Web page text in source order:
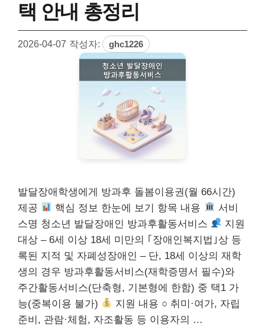
택 안내 총정리
2026-04-07 작성자: ghc1226
발달장애학생에게 방과후 돌봄이용권(월 66시간)
제공
핵심 정보 한눈에 보기 항목 내용
서비
스명 청소년 발달장애인 방과후활동서비스
지원
대상 – 6세 이상 18세 미만의 ｢장애인복지법｣상 등
록된 지적 및 자폐성장애인 – 단, 18세 이상의 재학
생의 경우 방과후활동서비스(재학증명서 필수)와
주간활동서비스(단축형, 기본형에 한함) 중 택1 가
능(중복이용 불가)
지원 내용 ○ 취미·여가, 자립
준비, 관람·체험, 자조활동 등 이용자의 …